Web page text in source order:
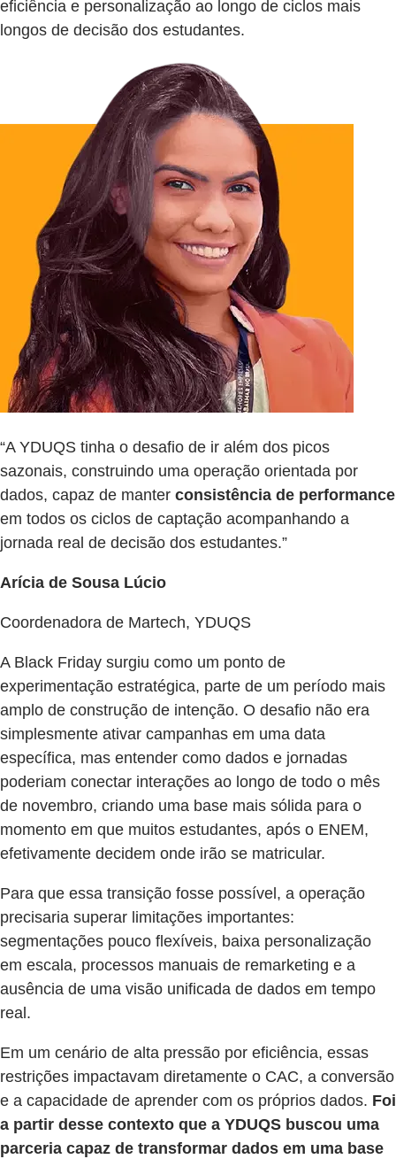
eficiência e personalização ao longo de ciclos mais
longos de decisão dos estudantes.
“A YDUQS tinha o desafio de ir além dos picos
sazonais, construindo uma operação orientada por
dados, capaz de manter consistência de performance
em todos os ciclos de captação acompanhando a
jornada real de decisão dos estudantes.”
Arícia de Sousa Lúcio
Coordenadora de Martech, YDUQS
A Black Friday surgiu como um ponto de
experimentação estratégica, parte de um período mais
amplo de construção de intenção. O desafio não era
simplesmente ativar campanhas em uma data
específica, mas entender como dados e jornadas
poderiam conectar interações ao longo de todo o mês
de novembro, criando uma base mais sólida para o
momento em que muitos estudantes, após o ENEM,
efetivamente decidem onde irão se matricular.
Para que essa transição fosse possível, a operação
precisaria superar limitações importantes:
segmentações pouco flexíveis, baixa personalização
em escala, processos manuais de remarketing e a
ausência de uma visão unificada de dados em tempo
real.
Em um cenário de alta pressão por eficiência, essas
restrições impactavam diretamente o CAC, a conversão
e a capacidade de aprender com os próprios dados. Foi
a partir desse contexto que a YDUQS buscou uma
parceria capaz de transformar dados em uma base